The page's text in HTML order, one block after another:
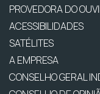
PROVEDORA DO
ACESSIBILIDADES
SATÉLITES
A EMPRESA
CONSELHO GERAL